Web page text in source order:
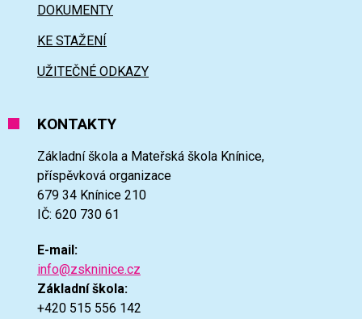
DOKUMENTY
KE STAŽENÍ
UŽITEČNÉ ODKAZY
KONTAKTY
Základní škola a Mateřská škola Knínice,
příspěvková organizace
679 34 Knínice 210
IČ: 620 730 61
E-mail:
info@zskninice.cz
Základní škola:
+420 515 556 142